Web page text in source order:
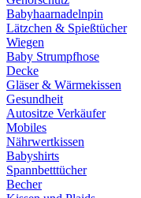
Babyhaarnadelnpin
Lätzchen & Spießtücher
Wiegen
Baby Strumpfhose
Decke
Gläser & Wärmekissen
Gesundheit
Autositze Verkäufer
Mobiles
Nährwertkissen
Babyshirts
Spannbetttücher
Becher